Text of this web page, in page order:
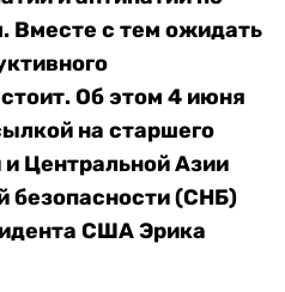
Вместе с тем ожидать
Об этом 4 июня
на старшего
Центральной Азии
безопасности (СНБ)
США Эрика